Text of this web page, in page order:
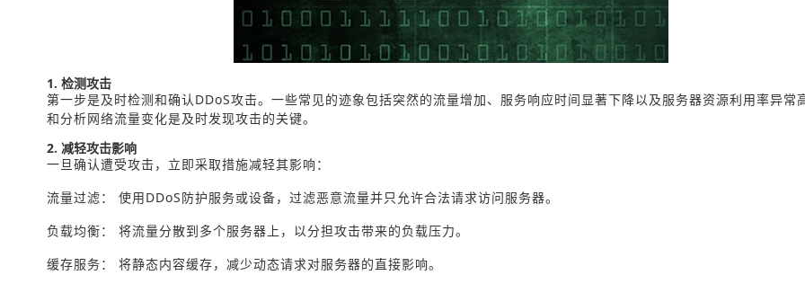
1. 检测攻击
第一步是及时检测和确认DDoS攻击。一些常见的迹象包括突然的流量增加、服务响应时间显著下降以及服务器资源利用率异常
和分析网络流量变化是及时发现攻击的关键。
2. 减轻攻击影响
一旦确认遭受攻击，立即采取措施减轻其影响：
流量过滤： 使用DDoS防护服务或设备，过滤恶意流量并只允许合法请求访问服务器。
负载均衡： 将流量分散到多个服务器上，以分担攻击带来的负载压力。
缓存服务： 将静态内容缓存，减少动态请求对服务器的直接影响。